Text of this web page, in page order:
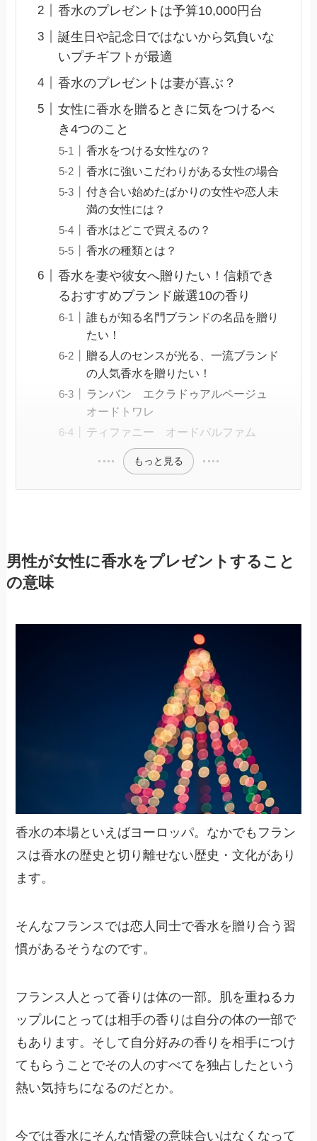
香水のプレゼントは予算10,000円台
誕生日や記念日ではないから気負いな
いプチギフトが最適
香水のプレゼントは妻が喜ぶ？
女性に香水を贈るときに気をつけるべ
き4つのこと
香水をつける女性なの？
香水に強いこだわりがある女性の場合
付き合い始めたばかりの女性や恋人未
満の女性には？
香水はどこで買えるの？
香水の種類とは？
香水を妻や彼女へ贈りたい！信頼でき
るおすすめブランド厳選10の香り
誰もが知る名門ブランドの名品を贈り
たい！
贈る人のセンスが光る、一流ブランド
の人気香水を贈りたい！
ランバン エクラドゥアルページュ
オードトワレ
ティファニー オードパルファム
もっと見る
男性が女性に香水をプレゼントすること
の意味
香水の本場といえばヨーロッパ。なかでもフラン
スは香水の歴史と切り離せない歴史・文化があり
ます。
そんなフランスでは恋人同士で香水を贈り合う習
慣があるそうなのです。
フランス人とって香りは体の一部。肌を重ねるカ
ップルにとっては相手の香りは自分の体の一部で
もあります。そして自分好みの香りを相手につけ
てもらうことでその人のすべてを独占したという
熱い気持ちになるのだとか。
今では香水にそんな情愛の意味合いはなくなって